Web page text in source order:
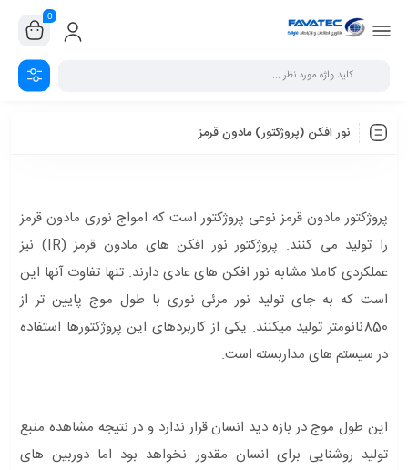
0
نور افکن (پروژکتور) مادون قرمز
پروژکتور مادون قرمز نوعی پروژکتور است که امواج نوری مادون قرمز
را تولید می کنند. پروژکتور نور افکن های مادون قرمز (IR) نیز
عملکردی کاملا مشابه نور افکن های عادی دارند. تنها تفاوت آنها این
است که به جای تولید نور مرئی نوری با طول موج پایین تر از
850نانومتر تولید میکنند. یکی از کاربردهای این پروژکتورها استفاده
در سیستم های مداربسته است.
این طول موج در بازه دید انسان قرار ندارد و در نتیجه مشاهده منبع
تولید روشنایی برای انسان مقدور نخواهد بود اما دوربین های